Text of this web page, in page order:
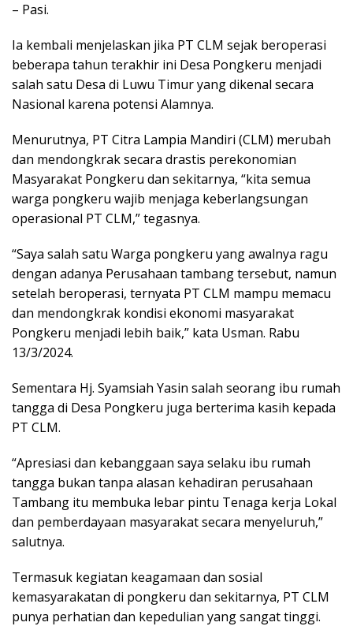
– Pasi.
Ia kembali menjelaskan jika PT CLM sejak beroperasi
beberapa tahun terakhir ini Desa Pongkeru menjadi
salah satu Desa di Luwu Timur yang dikenal secara
Nasional karena potensi Alamnya.
Menurutnya, PT Citra Lampia Mandiri (CLM) merubah
dan mendongkrak secara drastis perekonomian
Masyarakat Pongkeru dan sekitarnya, “kita semua
warga pongkeru wajib menjaga keberlangsungan
operasional PT CLM,” tegasnya.
“Saya salah satu Warga pongkeru yang awalnya ragu
dengan adanya Perusahaan tambang tersebut, namun
setelah beroperasi, ternyata PT CLM mampu memacu
dan mendongkrak kondisi ekonomi masyarakat
Pongkeru menjadi lebih baik,” kata Usman. Rabu
13/3/2024.
Sementara Hj. Syamsiah Yasin salah seorang ibu rumah
tangga di Desa Pongkeru juga berterima kasih kepada
PT CLM.
“Apresiasi dan kebanggaan saya selaku ibu rumah
tangga bukan tanpa alasan kehadiran perusahaan
Tambang itu membuka lebar pintu Tenaga kerja Lokal
dan pemberdayaan masyarakat secara menyeluruh,”
salutnya.
Termasuk kegiatan keagamaan dan sosial
kemasyarakatan di pongkeru dan sekitarnya, PT CLM
punya perhatian dan kepedulian yang sangat tinggi.